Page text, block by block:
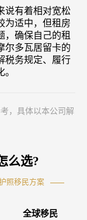
说有着相对宽松
为适中，但租房
，确保自己的租
尔多瓦居留卡的
税务规定、履行
，具体以本公司解
么选?
照移民方案
全球移民